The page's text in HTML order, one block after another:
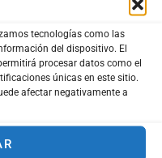
tecnologías como las
del dispositivo. El
procesar datos como el
únicas en este sitio.
afectar negativamente a
–
professionals i entitats